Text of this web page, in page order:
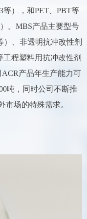
等），和PET、PBT等
。MBS产品主要型号
、非透明抗冲改性剂
工程塑料用抗冲改性剂
ACR产品年生产能力可
吨，同时公司不断推
市场的特殊需求。